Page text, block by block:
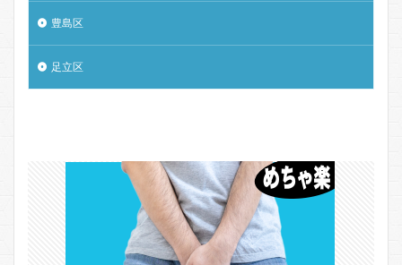
豊島区
足立区